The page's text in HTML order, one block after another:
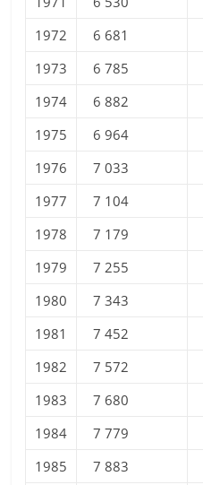
1972
6 681
1973
6 785
1974
6 882
1975
6 964
1976
7 033
1977
7 104
1978
7 179
1979
7 255
1980
7 343
1981
7 452
1982
7 572
1983
7 680
1984
7 779
1985
7 883